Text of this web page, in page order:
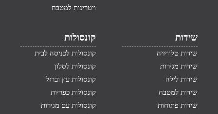
ויטרינות למטבח
שידות
שידות טלוויזיה
שידות מגירות
שידות לילה
שידות למטבח
שידות פתוחות
קונסולות
קונסולות לכניסה לבית
קונסולות לסלון
קונסולות עץ וברזל
קונסולות כפריות
קונסולות עם מגירות